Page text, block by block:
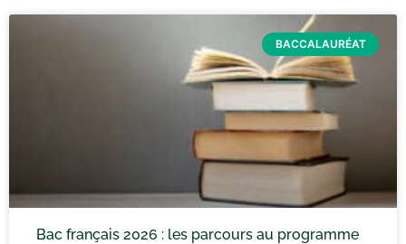
BACCALAURÉAT
Bac français 2026 : les parcours au programme